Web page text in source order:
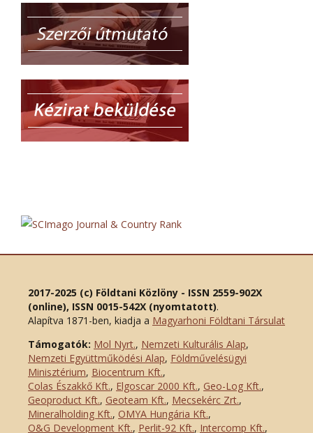
2017-2025 (c) Földtani Közlöny - ISSN 2559-902X
(online), ISSN 0015-542X (nyomtatott).
Alapítva 1871-ben, kiadja a Magyarhoni Földtani Társulat
Támogatók: Mol Nyrt., Nemzeti Kulturális Alap,
Nemzeti Együttműködési Alap, Földművelésügyi
Minisztérium, Biocentrum Kft.,
Colas Északkő Kft., Elgoscar 2000 Kft., Geo-Log Kft.,
Geoproduct Kft., Geoteam Kft., Mecsekérc Zrt.,
Mineralholding Kft., OMYA Hungária Kft.,
O&G Development Kft., Perlit-92 Kft., Intercomp Kft.,